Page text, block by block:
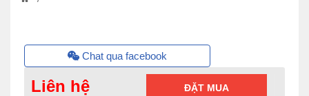
Chat qua facebook
Liên hệ ĐẶT MUA